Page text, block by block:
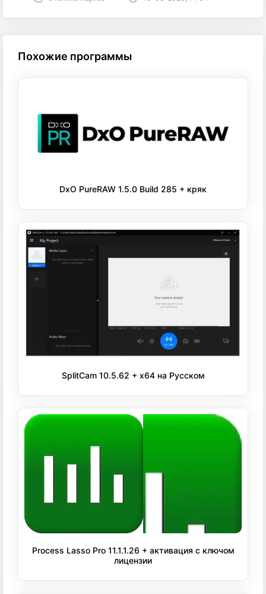
Похожие программы
DxO PureRAW 1.5.0 Build 285 + кряк
SplitCam 10.5.62 + x64 на Русском
Process Lasso Pro 11.1.1.26 + активация с ключом
лицензии